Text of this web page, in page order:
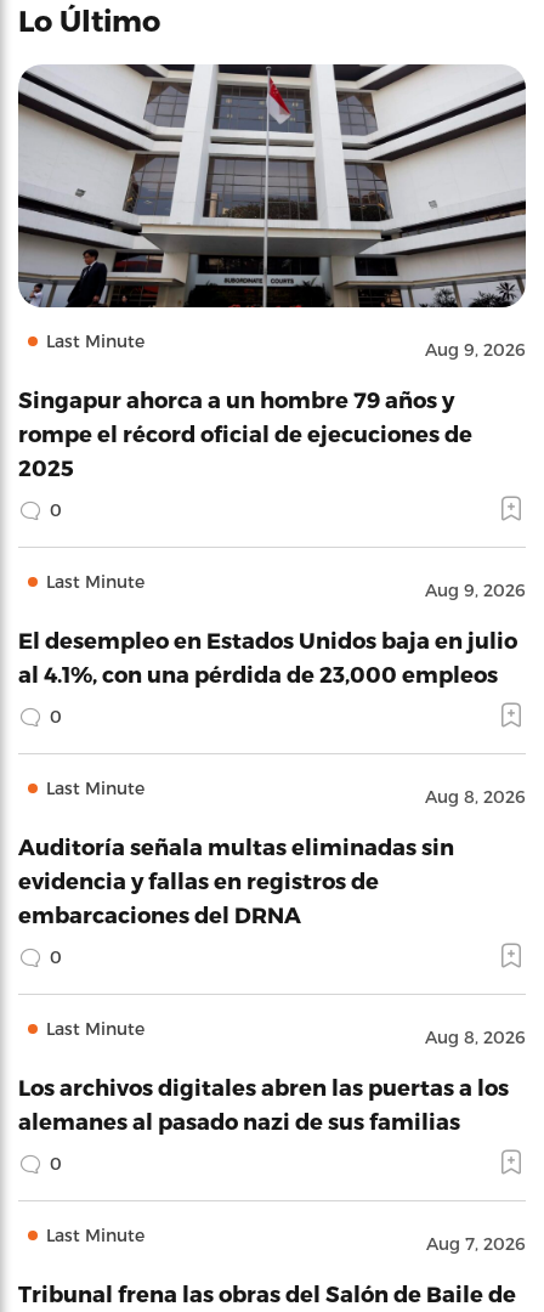
Lo Último
Last Minute Aug 9, 2026
Singapur ahorca a un hombre 79 años y
rompe el récord oficial de ejecuciones de
2025
0
Last Minute Aug 9, 2026
El desempleo en Estados Unidos baja en julio
al 4.1%, con una pérdida de 23,000 empleos
0
Last Minute Aug 8, 2026
Auditoría señala multas eliminadas sin
evidencia y fallas en registros de
embarcaciones del DRNA
0
Last Minute Aug 8, 2026
Los archivos digitales abren las puertas a los
alemanes al pasado nazi de sus familias
0
Last Minute Aug 7, 2026
Tribunal frena las obras del Salón de Baile de